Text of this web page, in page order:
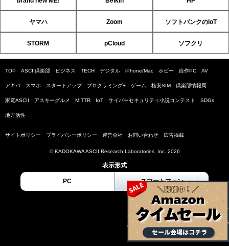
ヤマハ Zoom ソフトバンクのIoT
STORM pCloud ソフクリ
TOP ASCII倶楽部 ビジネス TECH デジタル iPhone/Mac ホビー 自作PC AV
アキバ スマホ スタートアップ プログラミング+ ゲーム 格安SIM 倶楽部情報局
家電ASCII アスキーグルメ MITTR IoT サイバーセキュリティ小説コンテスト SDGs
地方活性
サイトポリシー プライバシーポリシー 運営会社 お問い合わせ 広告掲載
© KADOKAWA ASCII Research Laboratories, Inc. 2026
表示形式
PC スマートフォン